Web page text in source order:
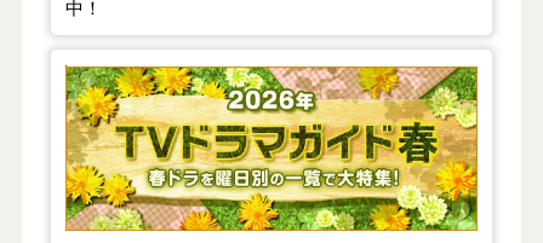
中！
【2026年春】TVドラマガイド